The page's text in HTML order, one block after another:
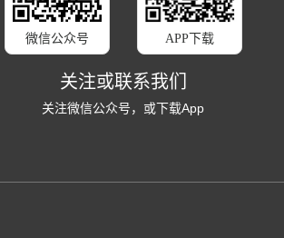
微信公众号 APP下载
关注或联系我们
关注微信公众号，或下载App